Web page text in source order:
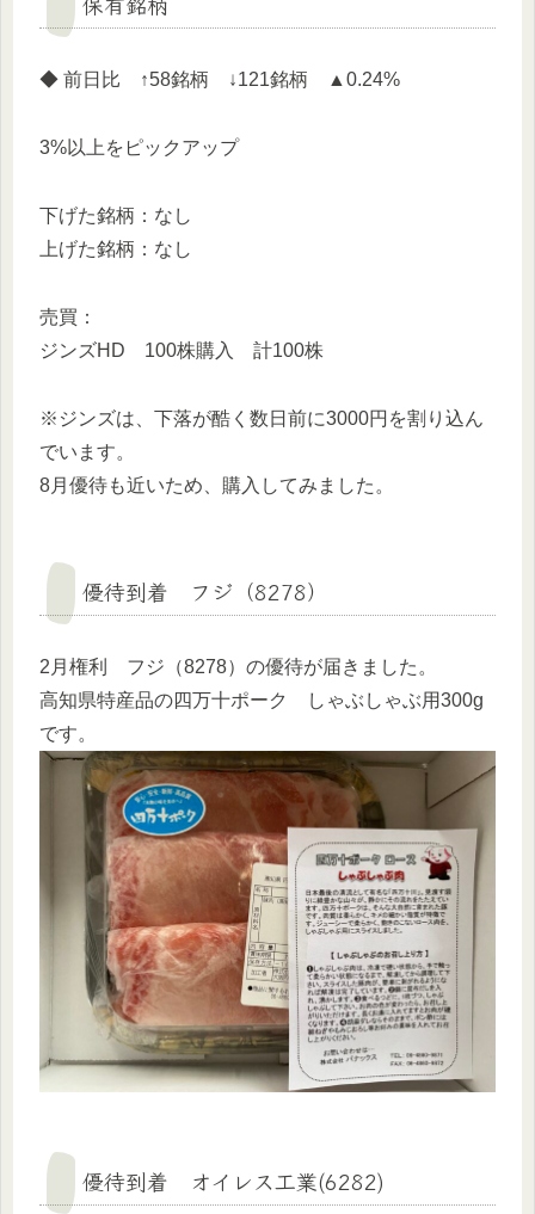
◆ 前日比 ↑58銘柄 ↓121銘柄 ▲0.24%
3%以上をピックアップ
下げた銘柄：なし
上げた銘柄：なし
売買：
ジンズHD 100株購入 計100株
※ジンズは、下落が酷く数日前に3000円を割り込ん
でいます。
8月優待も近いため、購入してみました。
優待到着 フジ（8278）
2月権利 フジ（8278）の優待が届きました。
高知県特産品の四万十ポーク しゃぶしゃぶ用300g
です。
優待到着 オイレス工業(6282)